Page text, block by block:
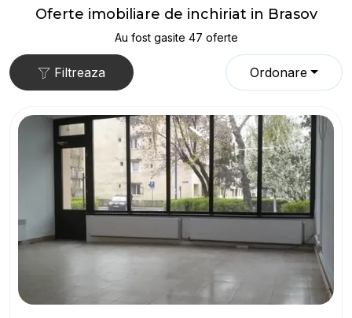
Oferte imobiliare de inchiriat in Brasov
Au fost gasite 47 oferte
Ordonare
Filtreaza